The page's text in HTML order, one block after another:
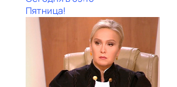
Пятница!